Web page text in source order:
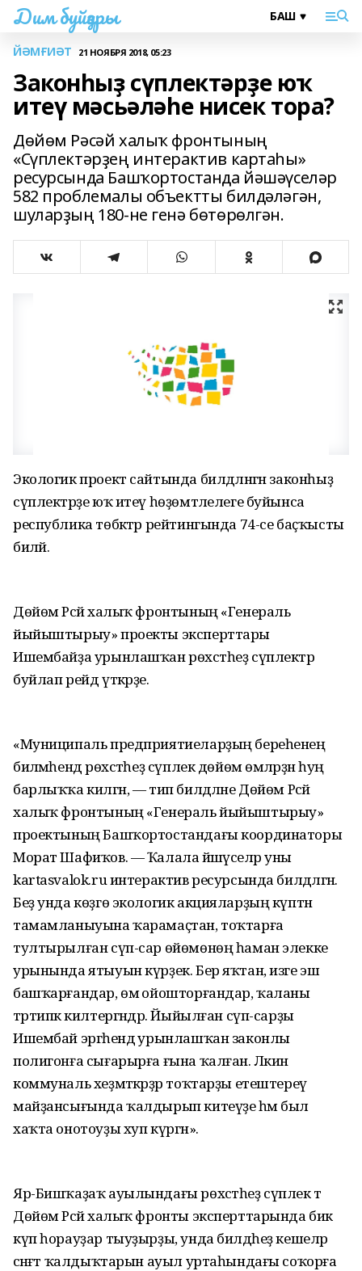
Дим буйҙары
ЙӘМҒИӘТ 21 НОЯБРЯ 2018, 05:23
Законһыҙ сүплектәрҙе юҡ
итеү мәсьәләһе нисек тора?
Дөйөм Рәсәй халыҡ фронтының
«Сүплектәрҙең интерактив картаһы»
ресурсында Башҡортостанда йәшәүселәр
582 проблемалы объектты билдәләгән,
шуларҙың 180-не генә бөтөрөлгән.
Экологик проект сайтында билдәләнгән законһыҙ
сүплектәрҙе юҡ итеү һөҙөмтәлелеге буйынса
республика төбәктәр рейтингында 74-се баҫҡысты
биләй.
Дөйөм Рәсәй халыҡ фронтының «Генераль
йыйыштырыу» проекты эксперттары
Ишембайҙа урынлашҡан рөхсәтһеҙ сүплектәр
буйлап рейд үткәрҙе.
«Муниципаль предприятиеларҙың береһенең
биләмәһендә рөхсәтһеҙ сүплек дөйөм өмәләрҙән һуң
барлыҡҡа килгән, — тип билдәләне Дөйөм Рәсәй
халыҡ фронтының «Генераль йыйыштырыу»
проектының Башҡортостандағы координаторы
Морат Шафиҡов. — Ҡалала йәшәүселәр уны
kartasvalok.ru интерактив ресурсында билдәләгән.
Беҙ унда көҙгө экологик акцияларҙың күптән
тамамланыуына ҡарамаҫтан, тоҡтарға
тултырылған сүп-сар өйөмөнөң һаман элекке
урынында ятыуын күрҙек. Бер яҡтан, изге эш
башҡарғандар, өмә ойошторғандар, ҡаланы
тәртипкә килтергәндәр. Йыйылған сүп-сарҙы
Ишембай эргәһендә урынлашҡан законлы
полигонға сығарырға ғына ҡалған. Ләкин
коммуналь хеҙмәткәрҙәр тоҡтарҙы етештереү
майҙансығында ҡалдырып китеүҙе һәм был
хаҡта онотоуҙы хуп күргән».
Яр-Бишҡаҙаҡ ауылындағы рөхсәтһеҙ сүплек тә
Дөйөм Рәсәй халыҡ фронты эксперттарында бик
күп һорауҙар тыуҙырҙы, унда билдәһеҙ кешеләр
сәнәғәт ҡалдыҡтарын ауыл уртаһындағы соҡорға